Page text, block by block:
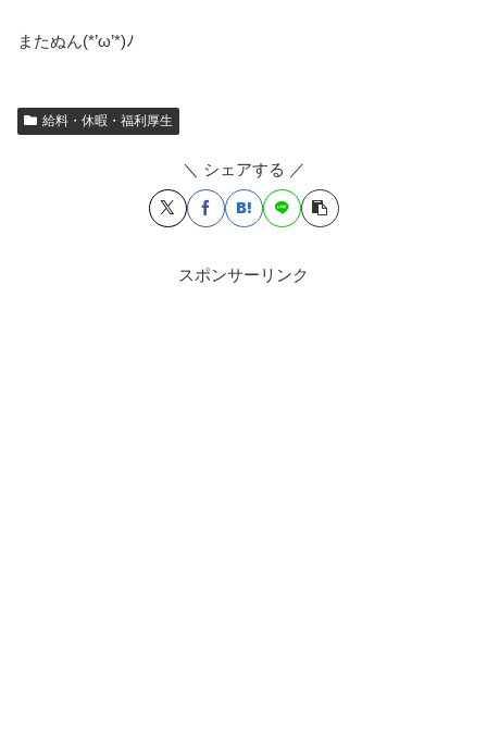
またぬん(*’ω’*)ﾉ
給料・休暇・福利厚生
＼ シェアする ／
スポンサーリンク